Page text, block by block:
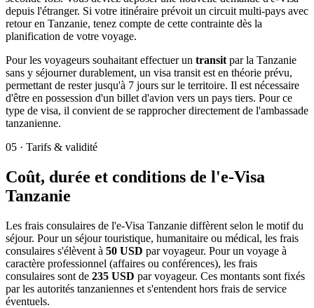
depuis l'étranger. Si votre itinéraire prévoit un circuit multi-pays avec
retour en Tanzanie, tenez compte de cette contrainte dès la
planification de votre voyage.
Pour les voyageurs souhaitant effectuer un transit par la Tanzanie
sans y séjourner durablement, un visa transit est en théorie prévu,
permettant de rester jusqu'à 7 jours sur le territoire. Il est nécessaire
d'être en possession d'un billet d'avion vers un pays tiers. Pour ce
type de visa, il convient de se rapprocher directement de l'ambassade
tanzanienne.
05 · Tarifs & validité
Coût, durée et conditions de l'e-Visa
Tanzanie
Les frais consulaires de l'e-Visa Tanzanie diffèrent selon le motif du
séjour. Pour un séjour touristique, humanitaire ou médical, les frais
consulaires s'élèvent à 50 USD par voyageur. Pour un voyage à
caractère professionnel (affaires ou conférences), les frais
consulaires sont de 235 USD par voyageur. Ces montants sont fixés
par les autorités tanzaniennes et s'entendent hors frais de service
éventuels.